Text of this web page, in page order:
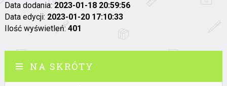
Data dodania:2023-01-18 20:59:56
Data edycji: 2023-01-20 17:10:33
Ilość wyświetleń:401
NA SKRÓTY